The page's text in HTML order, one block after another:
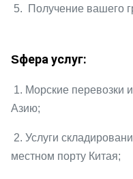
5. Получение вашего
Sфера услуг:
1. Морские перевозки
Азию;
2. Услуги
местном порту Китая;